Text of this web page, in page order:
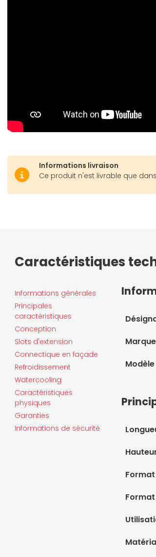
Informations livraison
Ce produit n'est livrable que
Caractéristiques
Informations générales
Principales
caractéristiques
Conception
Slots d'extension
Connectique en façade
Refroidissement
Watercooling
Caractéristiques
physiques
Garanties
Informations de sécurité
Marque
Modèle